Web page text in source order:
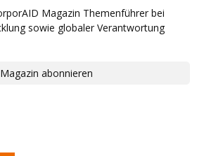
Magazin abonnieren